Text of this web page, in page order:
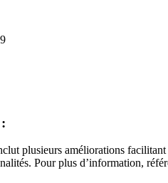
plusieurs améliorations
Pour plus d’information,